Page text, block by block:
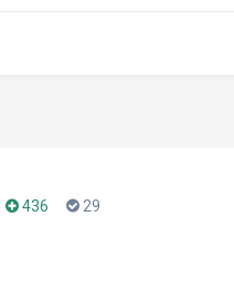
436 29